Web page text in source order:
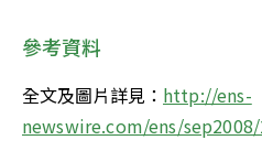
參考資料
全文及圖片詳見： http://ens-
newswire.com/ens/